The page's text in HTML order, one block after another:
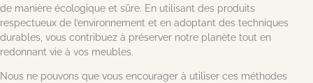
de manière écologique et sûre. En utilisant des produits
respectueux de l’environnement et en adoptant des techniques
durables, vous contribuez à préserver notre planète tout en
redonnant vie à vos meubles.
Nous ne pouvons que vous encourager à utiliser ces méthodes